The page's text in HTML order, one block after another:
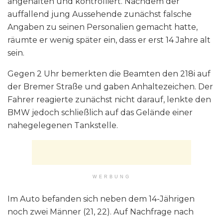
auffallend jung Aussehende zunächst falsche
Angaben zu seinen Personalien gemacht hatte,
räumte er wenig später ein, dass er erst 14 Jahre alt
sein.
Gegen 2 Uhr bemerkten die Beamten den 218i auf
der Bremer Straße und gaben Anhaltezeichen. Der
Fahrer reagierte zunächst nicht darauf, lenkte den
BMW jedoch schließlich auf das Gelände einer
nahegelegenen Tankstelle.
WERBUNG
Im Auto befanden sich neben dem 14-Jährigen
noch zwei Männer (21, 22). Auf Nachfrage nach